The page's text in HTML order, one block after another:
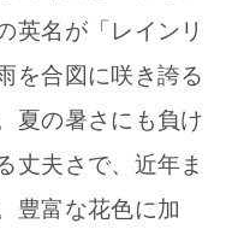
英名が「レインリ
を合図に咲き誇る
夏の暑さにも負け
丈夫さで、近年ま
豊富な花色に加